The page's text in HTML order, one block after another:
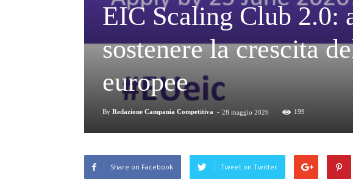
EIC Scaling Club 2.0:
sostenere la crescita
europee
By Redazione Campania Competitiva - 28 maggio 2026 199
Share on Facebook Tweet on Twitter